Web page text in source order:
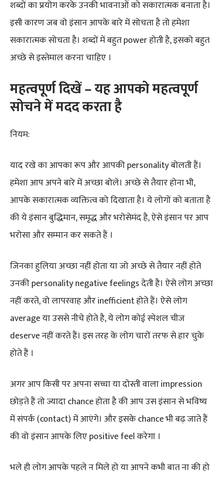
शब्दों का प्रयोग करके उनकी भावनाओं को सकारात्मक बनाता है।
इसी कारण जब वो इंसान आपके बारे में सोचता है तो हमेशा
सकारात्मक सोचता है। शब्दों में बहुत power होती है, इसको बहुत
अच्छे से इस्तेमाल करना चाहिए ।
महत्वपूर्ण दिखें – यह आपको महत्वपूर्ण
सोचने में मदद करता है
नियम:
याद रखे का आपका रूप और आपकी personality बोलती हैं।
हमेशा आप अपने बारे में अच्छा बोले। अच्छे से तैयार होना भी,
आपके सकारात्मक व्यक्तित्व को दिखाता है। ये लोगों को बताता है
की ये इंसान बुद्धिमान, समृद्ध और भरोसेमंद है, ऐसे इंसान पर आप
भरोसा और सम्मान कर सकते हैं ।
जिनका हुलिया अच्छा नहीं होता या जो अच्छे से तैयार नहीं होते
उनकी personality negative feelings देती है। ऐसे लोग अच्छा
नहीं करते, वो लापरवाह और inefficient होते हैं। ऐसे लोग
average या उससे नीचे होते है, ये लोग कोई स्पेशल चीज
deserve नहीं करते हैं। इस तरह के लोग चारों तरफ से हार चुके
होते हैं ।
अगर आप किसी पर अपना सच्चा या दोस्ती वाला impression
छोड़ते हैं तो ज्यादा chance होता है की आप उस इंसान से भविष्य
में संपर्क (contact) में आएंगे। और इसके chance भी बढ़ जाते हैं
की वो इंसान आपके लिए positive feel करेगा ।
भले ही लोग आपके पहले न मिले हो या आपने कभी बात ना की हो